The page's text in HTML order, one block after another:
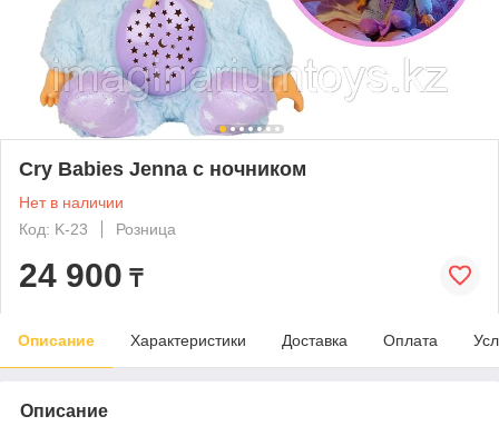
Cry Babies Jenna с ночником
Нет в наличии
Код: K-23
Розница
24 900 ₸
Описание Характеристики Доставка Оплата
Описание